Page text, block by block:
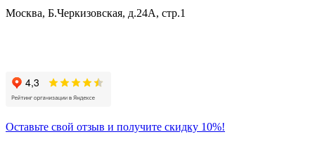
Москва, Б.Черкизовская, д.24А, стр.1
Оставьте свой отзыв и получите скидку 10%!